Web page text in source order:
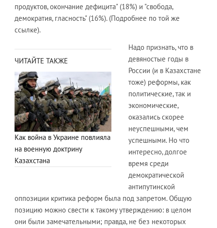
продуктов, окончание дефицита" (18%) и "свобода,
демократия, гласность" (16%). (Подробнее по той же
ссылке).
ЧИТАЙТЕ ТАКЖЕ
Как война в Украине повлияла
на военную доктрину
Казахстана
Надо признать, что в
девяностые годы в
России (и в Казахстане
тоже) реформы, как
политические, так и
экономические,
оказались скорее
неуспешными, чем
успешными. Но что
интересно, долгое
время среди
демократической
антипутинской
оппозиции критика реформ была под запретом. Общую
позицию можно свести к такому утверждению: в целом
они были замечательными; правда, не без некоторых